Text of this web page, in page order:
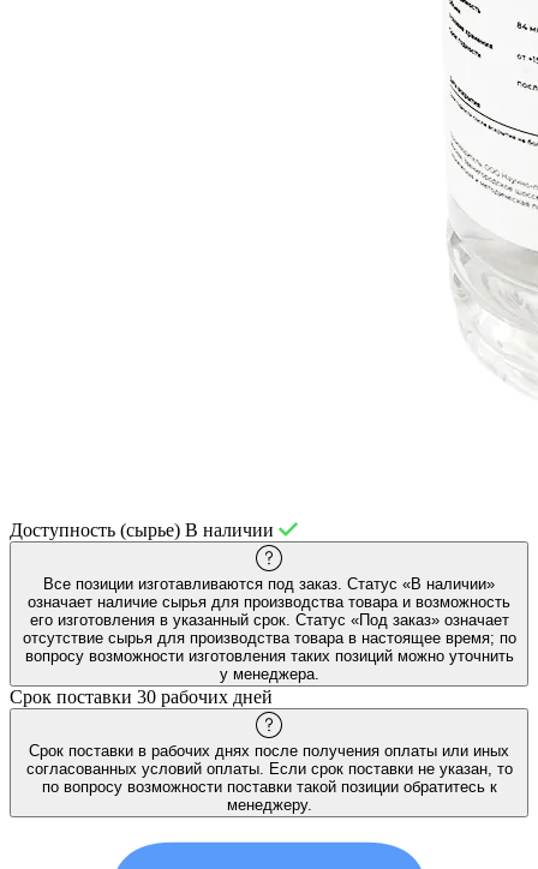
Доступность (сырье) В наличии
Все позиции изготавливаются под заказ. Статус «В наличии»
означает наличие сырья для производства товара и возможность
его изготовления в указанный срок. Статус «Под заказ» означает
отсутствие сырья для производства товара в настоящее время; по
вопросу возможности изготовления таких позиций можно уточнить
у менеджера.
Срок поставки 30 рабочих дней
Срок поставки в рабочих днях после получения оплаты или иных
согласованных условий оплаты. Если срок поставки не указан, то
по вопросу возможности поставки такой позиции обратитесь к
менеджеру.